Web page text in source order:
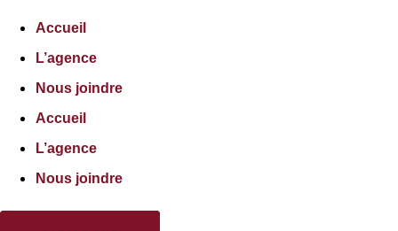
Accueil
L’agence
Nous joindre
Accueil
L’agence
Nous joindre